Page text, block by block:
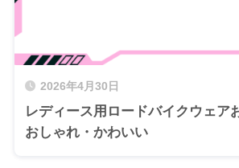
2026年4月30日
レディース用ロードバイクウェア
おしゃれ・かわいい